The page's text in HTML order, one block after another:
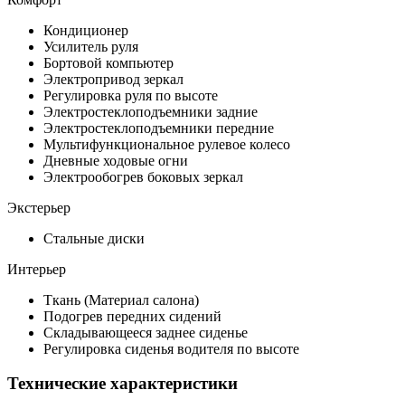
Кондиционер
Усилитель руля
Бортовой компьютер
Электропривод зеркал
Регулировка руля по высоте
Электростеклоподъемники задние
Электростеклоподъемники передние
Мультифункциональное рулевое колесо
Дневные ходовые огни
Электрообогрев боковых зеркал
Экстерьер
Стальные диски
Интерьер
Ткань (Материал салона)
Подогрев передних сидений
Складывающееся заднее сиденье
Регулировка сиденья водителя по высоте
Технические характеристики